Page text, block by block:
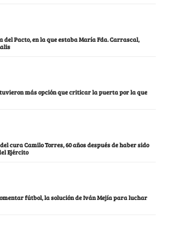
Pacto, en la que estaba María Fda. Carrascal,
tuvieron más opción que criticar la puerta por la que
cura Camilo Torres, 60 años después de haber sido
Ejército
fútbol, la solución de Iván Mejía para luchar